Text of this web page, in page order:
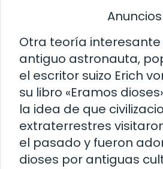
Anuncios
Otra teoría interesante
antiguo astronauta,
el escritor suizo Erich
su libro «Eramos
la idea de que
extraterrestres
el pasado y fueron
dioses por antiguas